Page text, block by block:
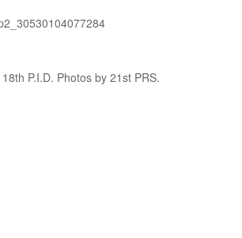
P.I.D. Photos by 21st PRS.